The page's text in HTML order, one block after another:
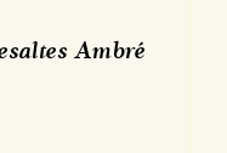
Ambré